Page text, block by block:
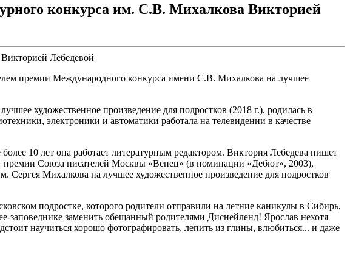
конкурса им. С.В. Михалкова Викторией
премии Международного конкурса имени С.В. Михалкова на лучшее
художественное произведение для подростков (2018 г.), родилась в
электроники и автоматики работала на телевидении в качестве
10 лет она работает литературным редактором. Виктория Лебедева пишет
премии Союза писателей Москвы «Венец» (в номинации «Дебют», 2003),
Михалкова на лучшее художественное произведение для подростков
подростке, которого родители отправили на летние каникулы в Сибирь,
заповеднике заменить обещанный родителями Диснейленд! Ярослав нехотя
научиться хорошо фотографировать, лепить из глины, влюбиться... и даже